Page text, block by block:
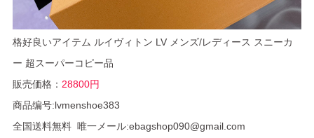
格好良いアイテム ルイヴィトン LV メンズ/レディース スニーカ
ー 超スーパーコピー品
販売価格： 28800円
商品编号:lvmenshoe383
全国送料無料 唯一メール:ebagshop090@gmail.com